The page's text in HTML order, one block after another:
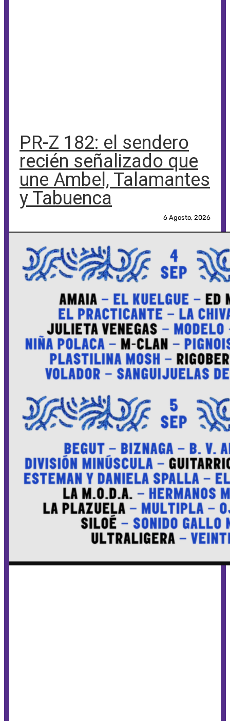
PR-Z 182: el sendero
recién señalizado que
une Ambel, Talamantes
y Tabuenca
6 Agosto, 2026